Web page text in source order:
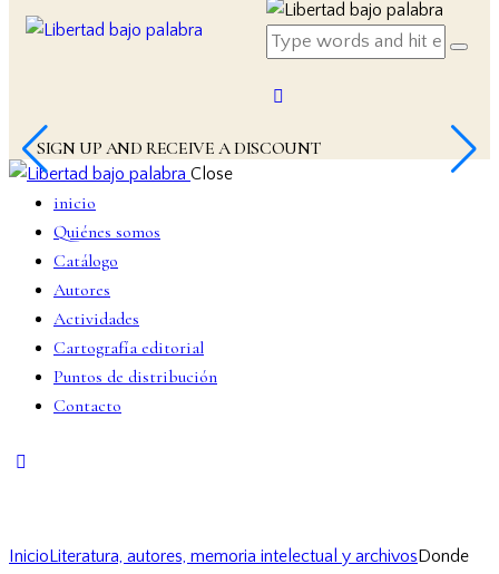
SIGN UP AND RECEIVE A DISCOUNT
Close
inicio
Quiénes somos
Catálogo
Autores
Actividades
Cartografía editorial
Puntos de distribución
Contacto
Inicio Literatura, autores, memoria intelectual y archivos Donde